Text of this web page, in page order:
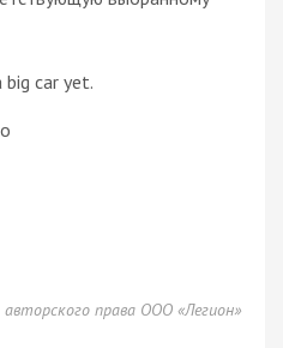
big car yet.
права ООО «Легион»